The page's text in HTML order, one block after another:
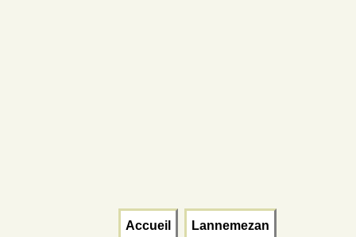
Accueil Lannemezan